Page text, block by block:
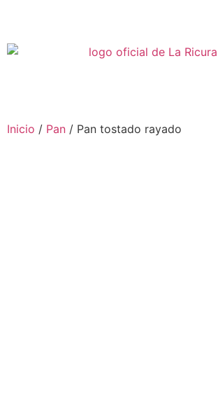
Inicio / Pan / Pan tostado rayado